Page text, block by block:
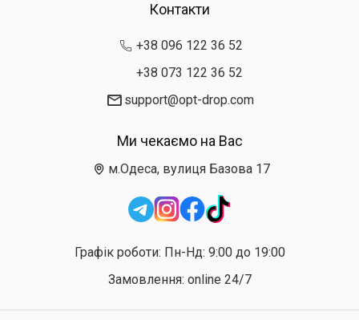
Контакти
+38 096 122 36 52
+38 073 122 36 52
support@opt-drop.com
Ми чекаємо на Вас
м.Одеса, вулиця Базова 17
Графік роботи: Пн-Нд: 9:00 до 19:00
Замовлення: online 24/7